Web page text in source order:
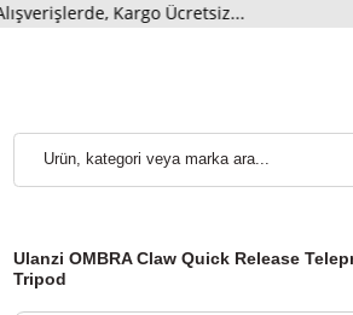
Ulanzi OMBRA Claw Quick Release
Tripod
Kargo Ücretsiz...